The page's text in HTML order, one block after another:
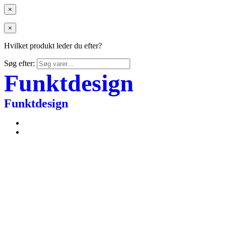
×
×
Hvilket produkt leder du efter?
Søg efter:
Funktdesign
Funktdesign